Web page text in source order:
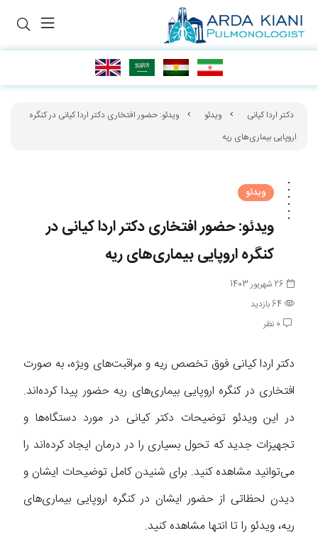
دکتر اردا کیانی ویدئو
ویدئو: حضور افتخاری دکتر اردا کیانی در کنگره
اروپایی بیماری‌های ریه
ویدئو
ویدئو: حضور افتخاری دکتر اردا کیانی در
کنگره اروپایی بیماری‌های ریه
26 شهریور 1403
64 بازدید
0 نظر
دکتر اردا کیانی فوق تخصص ریه و مراقبت‌های ویژه، به صورت
افتخاری در کنگره اروپایی بیماری‌های ریه حضور پیدا کرده‌اند.
در این ویدئو توضیحات دکتر کیانی در مورد دستگاه‌ها و
تجهیزات جدید که تحول بسیاری را در درمان ایجاد کرده‌اند را
می‌توانید مشاهده کنید. برای شنیدن کامل توضیحات ایشان و
دیدن لحظاتی از حضور ایشان در کنگره اروپایی بیماری‌های
ریه، ویدئو را تا انتها مشاهده کنید.